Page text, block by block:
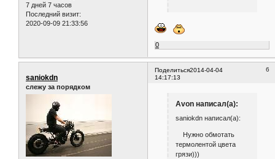
7 дней 7 часов
Последний визит:
2020-09-09 21:33:56
0
Поделиться 6
2014-04-04
14:17:13
saniokdn
слежу за порядком
Avon написал(а):
saniokdn написал(а):
Нужно обмотать
термолентой цвета
грязи)))